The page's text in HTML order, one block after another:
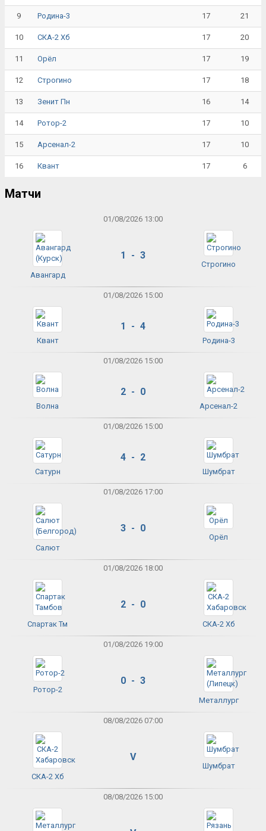
9 Родина-3 17 21
10 СКА-2 Хб 17 20
11 Орёл 17 19
12 Строгино 17 18
13 Зенит Пн 16 14
14 Ротор-2 17 10
15 Арсенал-2 17 10
16 Квант 17 6
Матчи
01/08/2026 13:00
Авангард
1 - 3
Строгино
01/08/2026 15:00
Квант
1 - 4
Родина-3
01/08/2026 15:00
Волна
2 - 0
Арсенал-2
01/08/2026 15:00
Сатурн
4 - 2
Шумбрат
01/08/2026 17:00
Салют
3 - 0
Орёл
01/08/2026 18:00
Спартак Тм
2 - 0
СКА-2 Хб
01/08/2026 19:00
Ротор-2
0 - 3
Металлург
08/08/2026 07:00
СКА-2 Хб
V
Шумбрат
08/08/2026 15:00